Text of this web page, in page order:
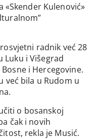
«Skender Kulenović»
radnik već 28
Luku i Višegrad
i Hercegovine.
već bila u Rudom u
o bosanskoj
čak i novih
rekla je Musić.